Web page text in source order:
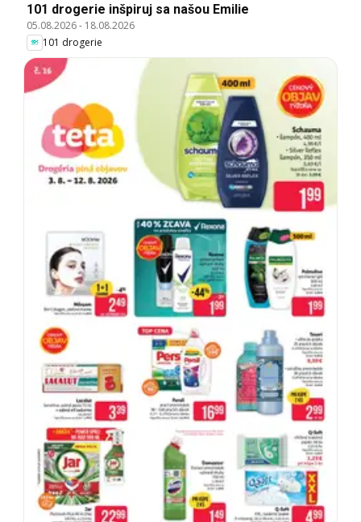
101 drogerie inšpiruj sa našou Emilie
05.08.2026- 18.08.2026
101 drogerie